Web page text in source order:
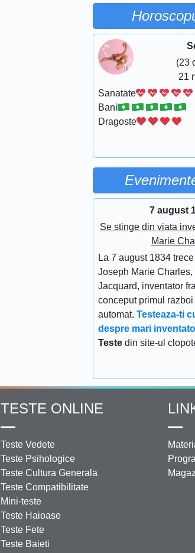
(23
21
Sanatate
Bani
Dragoste
7 august
Se stinge din viata
Marie
La 7 august 1834
Joseph Marie
Jacquard, inventator
conceput primul
automat.Testeaza-ti
despre mari
Teste din site-ul
TESTE ONLINE
Teste Vedete
Teste Psihologice
Teste Cultura Generala
Teste Compatibilitate
Mini-teste
Teste Haioase
Teste Fete
Teste Baieti